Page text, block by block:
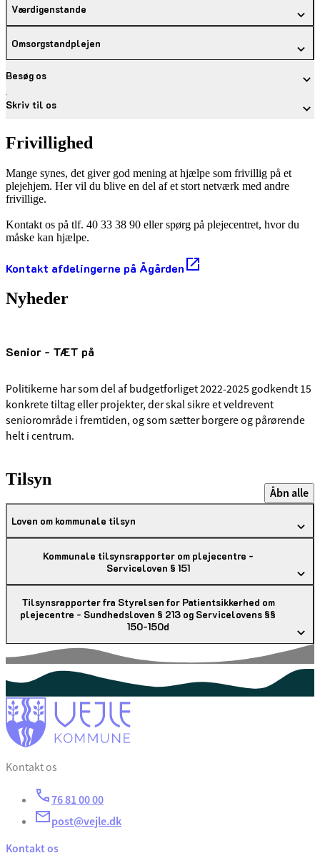
Værdigenstande
Omsorgstandplejen
Besøg os
Skriv til os
Frivillighed
Mange synes, det giver god mening at hjælpe som frivillig på et
plejehjem. Her vil du blive en del af et stort netværk med andre
frivillige.
Kontakt os på tlf. 40 33 38 90 eller spørg på plejecentret, hvor du
måske kan hjælpe.
Kontakt afdelingerne på Ågården
Nyheder
Senior - TÆT på
Politikerne har som del af budgetforliget 2022-2025 godkendt 15
konkrete tiltag eller projekter, der skal sikre et veldrevent
seniorområde i fremtiden, og som sætter borgere og pårørende
helt i centrum.
Tilsyn
Åbn alle
Loven om kommunale tilsyn
Kommunale tilsynsrapporter om plejecentre -
Serviceloven § 151
Tilsynsrapporter fra Styrelsen for Patientsikkerhed om
plejecentre - Sundhedsloven § 213 og Servicelovens §§
150-150d
Kontakt os
76 81 00 00
post@vejle.dk
Kontakt os